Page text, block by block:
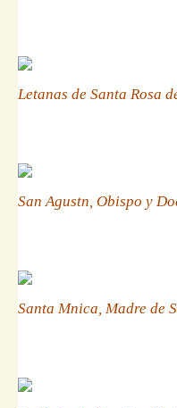
Letanas de Santa Rosa
San Agustn, Obispo y
Santa Mnica, Madre de